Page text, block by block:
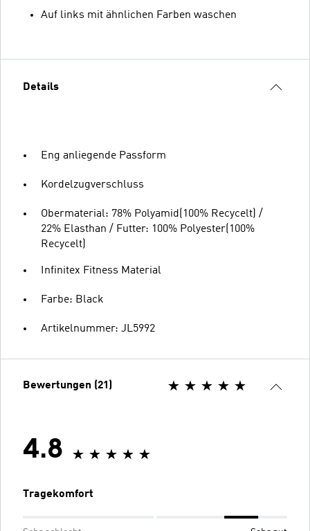
Auf links mit ähnlichen Farben waschen
Details
Eng anliegende Passform
Kordelzugverschluss
Obermaterial: 78% Polyamid(100% Recycelt) /
22% Elasthan / Futter: 100% Polyester(100%
Recycelt)
Infinitex Fitness Material
Farbe: Black
Artikelnummer: JL5992
Bewertungen (21)
4.8
Tragekomfort